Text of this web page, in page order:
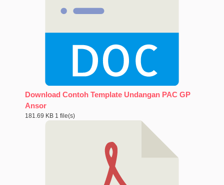
Download Contoh Template Undangan PAC GP
Ansor
181.69 KB 1 file(s)